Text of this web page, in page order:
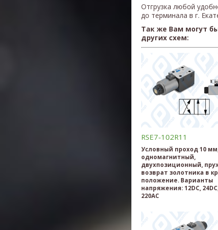
Отгрузка любой
до терминала в г.
Так же Вам могут
других схем:
RSE7-102R11
Условный проход 10
одномагнитный,
двухпозиционный,
возврат золотника в
положение. Варианты
напряжения: 12DC,
220AC